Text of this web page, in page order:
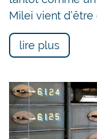
Milei vient d’être
lire plus